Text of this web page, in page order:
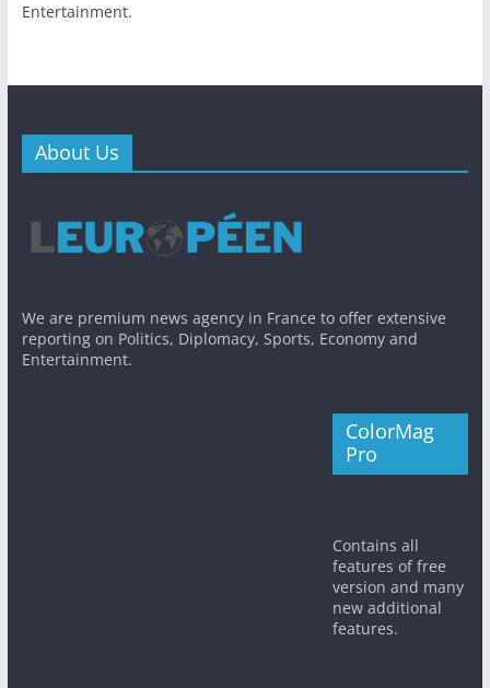
Entertainment.
About Us
We are premium news agency in France to offer extensive
reporting on Politics, Diplomacy, Sports, Economy and
Entertainment.
ColorMag
Pro
Contains all
features of free
version and many
new additional
features.